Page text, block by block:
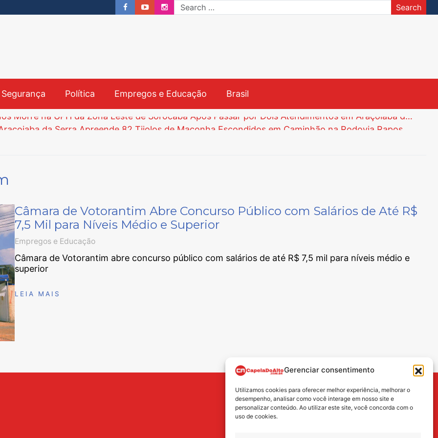
Gerenciar consentimento
Utilizamos cookies para oferecer melhor experiência, melhorar o
desempenho, analisar como você interage em nosso site e
personalizar conteúdo. Ao utilizar este site, você concorda com o
uso de cookies.
Search
Política Empregos e Educação Brasil
Menina de 8 Anos Morre na UPH da Zona Leste de Sorocaba Após Passar por Dois Atendimentos em Araçoiaba da Serra
Processo Seletivo para Agentes Ambientais em São Sebastião e Iperó
Câmara de Votorantim Abre Concurso Público com Salários de Até R$
7,5 Mil para Níveis Médio e Superior
Empregos e Educação
Câmara de Votorantim abre concurso público com salários de até R$ 7,5 mil para níveis médio e
superior
LEIA MAIS
BUSCA